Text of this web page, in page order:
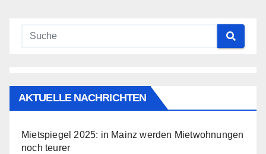
AKTUELLE NACHRICHTEN
Mietspiegel 2025: in Mainz werden Mietwohnungen
noch teurer